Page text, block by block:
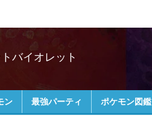
バイオレット
ン 最強パーティ ポケモン図鑑